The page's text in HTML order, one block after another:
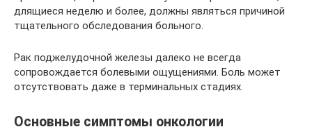
длящиеся неделю и более, должны являться причиной
тщательного обследования больного.
Рак поджелудочной железы далеко не всегда
сопровождается болевыми ощущениями. Боль может
отсутствовать даже в терминальных стадиях.
Основные симптомы онкологии